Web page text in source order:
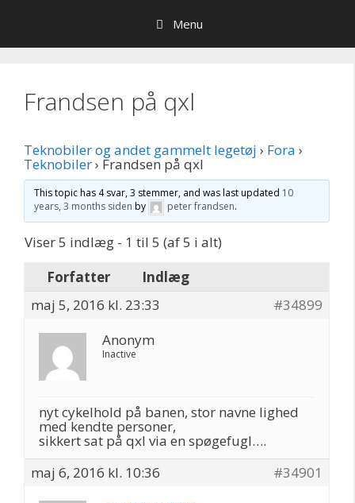
indhold
Menu
Frandsen på qxl
Teknobiler og andet gammelt legetøj › Fora ›
Teknobiler› Frandsen på qxl
This topic has 4 svar, 3 stemmer, and was last updated 10
years, 3 months siden by peter frandsen.
Viser 5 indlæg - 1 til 5 (af 5 i alt)
Forfatter
Indlæg
maj 5, 2016 kl. 23:33
#34899
Anonym
Inactive
nyt cykelhold på banen, stor navne lighed
med kendte personer,
sikkert sat på qxl via en spøgefugl….
maj 6, 2016 kl. 10:36
#34901